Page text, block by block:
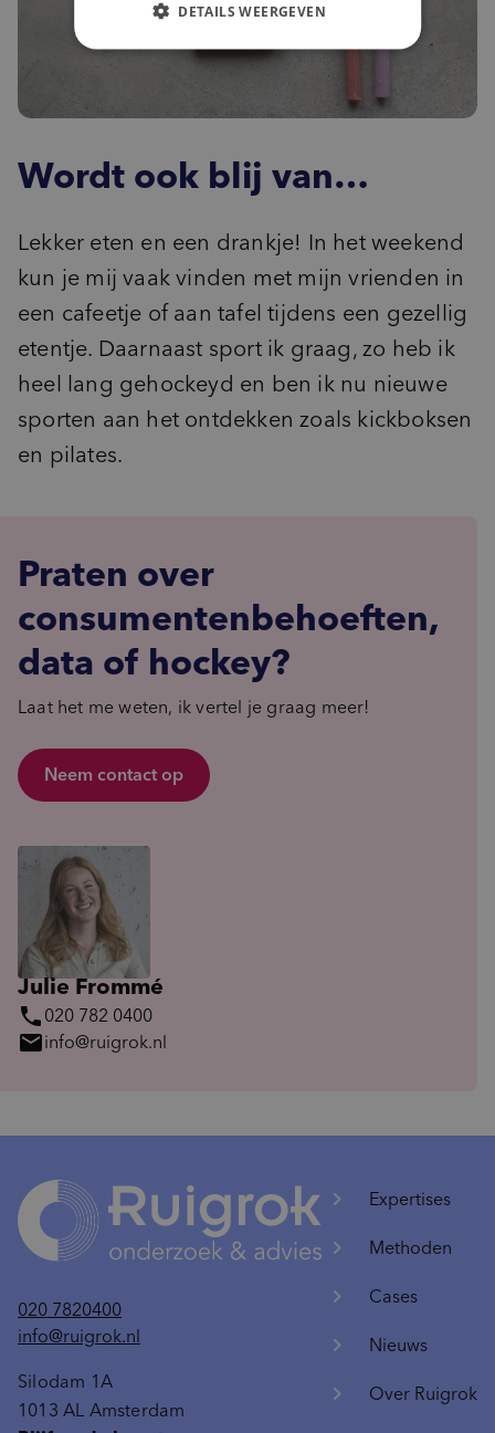
Wordt ook blij van…
Lekker eten en een drankje! In het weekend
kun je mij vaak vinden met mijn vrienden in
een cafeetje of aan tafel tijdens een gezellig
etentje. Daarnaast sport ik graag, zo heb ik
heel lang gehockeyd en ben ik nu nieuwe
sporten aan het ontdekken zoals kickboksen
en pilates.
Praten over
consumentenbehoeften,
data of hockey?
Laat het me weten, ik vertel je graag meer!
Neem contact op
Julie Frommé
phone 020 782 0400
mailinfo@ruigrok.nl
020 7820400
info@ruigrok.nl
Silodam 1A
1013 AL Amsterdam
Expertises
Methoden
Cases
Nieuws
Over Ruigrok
DETAILS WEERGEVEN